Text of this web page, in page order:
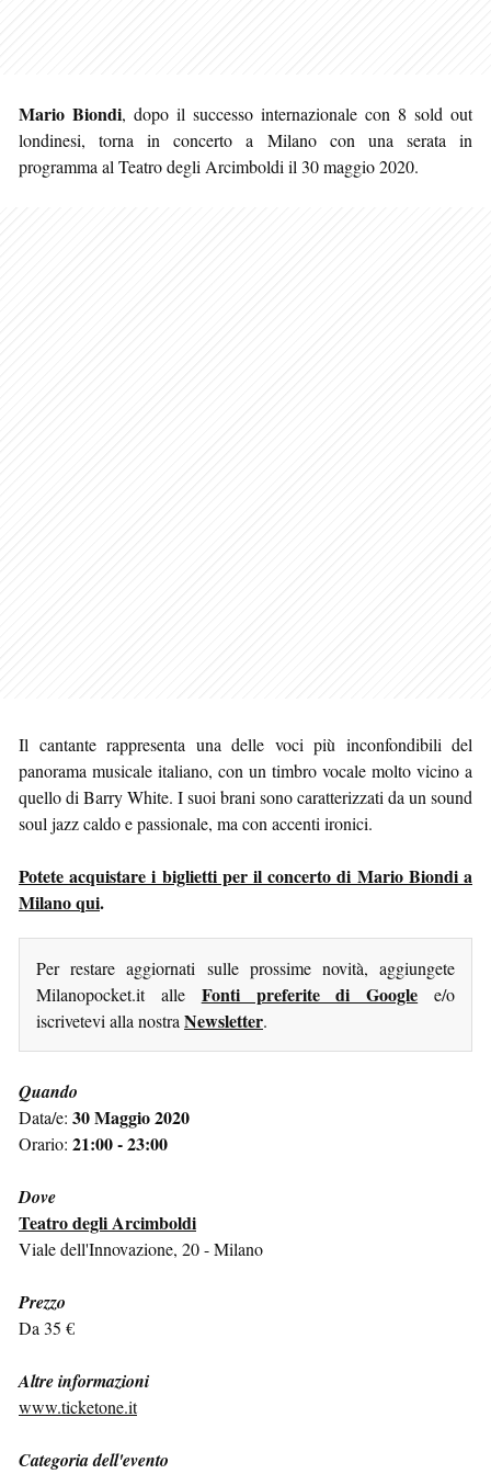
Mario Biondi, dopo il successo internazionale con 8 sold out
londinesi, torna in concerto a Milano con una serata in
programma al Teatro degli Arcimboldi il 30 maggio 2020.
Il cantante rappresenta una delle voci più inconfondibili del
panorama musicale italiano, con un timbro vocale molto vicino a
quello di Barry White. I suoi brani sono caratterizzati da un sound
soul jazz caldo e passionale, ma con accenti ironici.
Potete acquistare i biglietti per il concerto di Mario Biondi a
Milano qui.
Per restare aggiornati sulle prossime novità, aggiungete
Milanopocket.it alle Fonti preferite di Google e/o
iscrivetevi alla nostra Newsletter.
Quando
Data/e: 30 Maggio 2020
Orario: 21:00 - 23:00
Dove
Teatro degli Arcimboldi
Viale dell'Innovazione, 20 - Milano
Prezzo
Da 35 €
Altre informazioni
www.ticketone.it
Categoria dell'evento